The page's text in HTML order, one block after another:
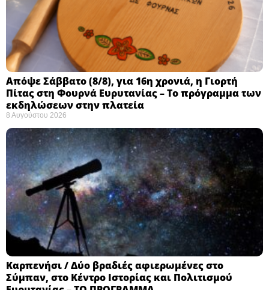
Απόψε Σάββατο (8/8), για 16η χρονιά, η Γιορτή
Πίτας στη Φουρνά Ευρυτανίας – Το πρόγραμμα των
εκδηλώσεων στην πλατεία
8 Αυγούστου 2026
Καρπενήσι / Δύο βραδιές αφιερωμένες στο
Σύμπαν, στο Κέντρο Ιστορίας και Πολιτισμού